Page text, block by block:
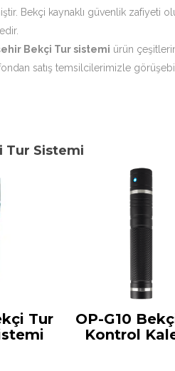
Bekçi kaynaklı güvenlik zafiyeti
Bekçi Tur sistemi ürün
satış temsilcilerimizle
Tur Sistemi
Tur
OP-G10
Kontrol